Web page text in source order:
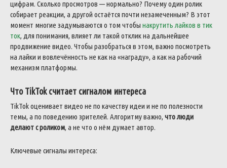
цифрам. Сколько просмотров — нормально? Почему один ролик
собирает реакции, а другой остаётся почти незамеченным? В этот
момент многие задумываются о том чтобы накрутить лайков в тик
ток, для понимания, влияет ли такой отклик на дальнейшее
продвижение видео. Чтобы разобраться в этом, важно посмотреть
на лайки и вовлечённость не как на «награду», а как на рабочий
механизм платформы.
Что TikTok считает сигналом интереса
TikTok оценивает видео не по качеству идеи и не по полезности
темы, а по поведению зрителей. Алгоритму важно, что люди
делают с роликом, а не что о нём думает автор.
Ключевые сигналы интереса: